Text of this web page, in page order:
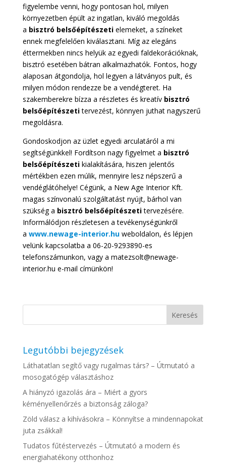
figyelembe venni, hogy pontosan hol, milyen
környezetben épült az ingatlan, kiváló megoldás
a bisztró belsőépítészetielemeket, a színeket
ennek megfelelően kiválasztani. Míg az elegáns
éttermekben nincs helyük az egyedi faldekorációknak,
bisztró esetében bátran alkalmazhatók. Fontos, hogy
alaposan átgondolja, hol legyen a látványos pult, és
milyen módon rendezze be a vendégteret. Ha
szakemberekre bízza a részletes és kreatív bisztró
belsőépítészetitervezést, könnyen juthat nagyszerű
megoldásra.
Gondoskodjon az üzlet egyedi arculatáról a mi
segítségünkkel! Fordítson nagy figyelmet a bisztró
belsőépítészetikialakítására, hiszen jelentős
mértékben ezen múlik, mennyire lesz népszerű a
vendéglátóhelye! Cégünk, a New Age Interior Kft.
magas színvonalú szolgáltatást nyújt, bárhol van
szükség a bisztró belsőépítészetitervezésére.
Informálódjon részletesen a tevékenységünkről
a www.newage-interior.hu weboldalon, és lépjen
velünk kapcsolatba a 06-20-9293890-es
telefonszámunkon, vagy a matezsolt@newage-
interior.hu e-mail címünkön!
Legutóbbi bejegyzések
Láthatatlan segítő vagy rugalmas társ? – Útmutató a
mosogatógép választáshoz
A hiányzó igazolás ára – Miért a gyors
kéményellenőrzés a biztonság záloga?
Zöld válasz a kihívásokra – Könnyítse a mindennapokat
juta zsákkal!
Tudatos fűtéstervezés – Útmutató a modern és
energiahatékony otthonhoz